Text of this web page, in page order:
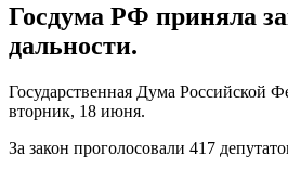
Госдума РФ приняла
дальности.
Государственная Дума Российской
вторник, 18 июня.
За закон проголосовали 417